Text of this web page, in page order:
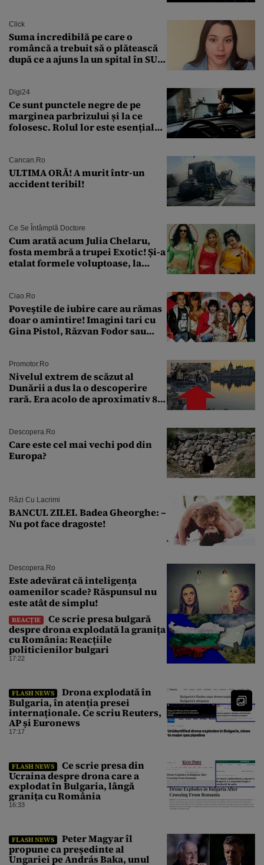
Click
Suma incredibilă pe care o
româncă a trebuit să o plătească
după ce a ajuns la un spital în SUA:
Digi24
Ce sunt punctele negre de pe
marginea parbrizului și la ce
folosesc. Rolul lor este esențial
Cancan.ro
ULTIMA ORĂ! A murit într-un
accident teribil!
Ce Se Întâmplă Doctore
Cum arată acum Julia Chelaru,
fosta membră a trupei Exotic! Și-a
etalat formele voluptoase, la
Ciao.ro
Poveştile de iubire care au rămas
doar o amintire! Imagini tari cu
Gina Pistol, Răzvan Fodor sau
Promotor.ro
Nivelul extrem de scăzut al
Dunării a dus la o descoperire
rară. Era acolo de aproximativ 80
Descopera.ro
Care este cel mai vechi pod din
Europa?
Râzi Cu Lacrimi
BANCUL ZILEI. Badea Gheorghe: –
Nu pot face dragoste!
Descopera.ro
Este adevărat că inteligența
oamenilor scade? Răspunsul nu
este atât de simplu!
REACȚIE
Ce scrie presa bulgară
despre drona explodată la granița
cu România: Reacțiile
politicienilor bulgari
17:22
FLASH NEWS
Drona explodată în
Bulgaria, în atenția presei
internaționale. Ce scriu Reuters,
AP și Euronews
17:17
FLASH NEWS
Ce scrie presa din
Ucraina despre drona care a
explodat în Bulgaria, lângă
granița cu România
16:33
FLASH NEWS
Peter Magyar îl
propune ca președinte al
Ungariei pe András Baka, unul